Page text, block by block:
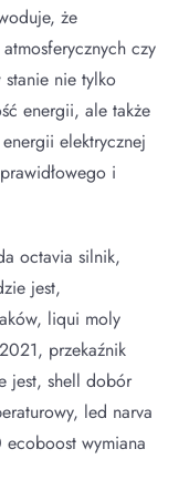
że
czy
nie tylko
energii, ale także
elektrycznej
i
octavia silnik,
jest,
liqui moly
przekaźnik
jest, shell dobór
led narva
wymiana